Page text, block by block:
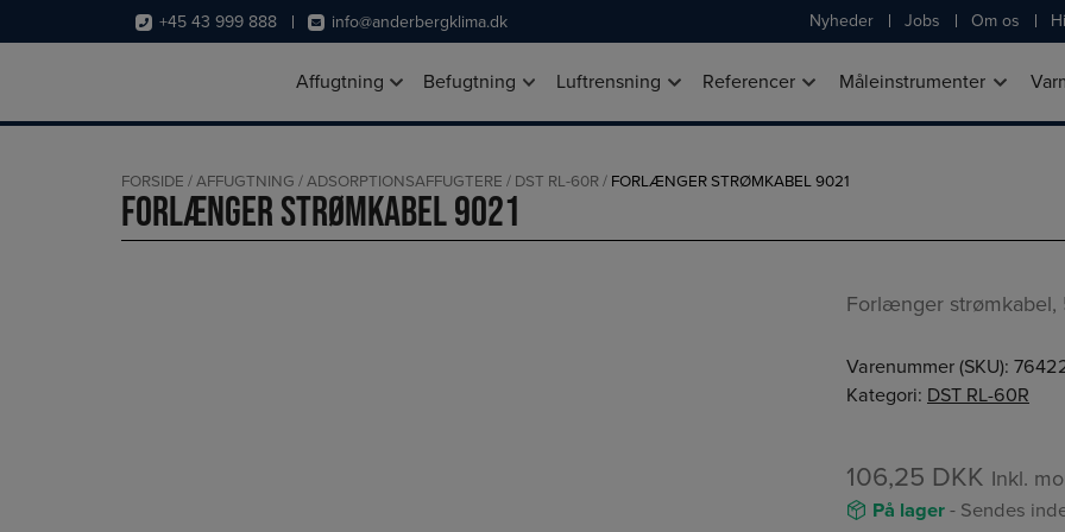
til
+45 43 999 888 info@anderbergklima.dk Nyheder Jobs Om os
Affugtning Befugtning Luftrensning Referencer Måleinstrumenter
FORSIDE /AFFUGTNING /ADSORPTIONSAFFUGTERE / DST RL-60R/ FORLÆNGER STRØMKABEL 9021
Forlænger strømkabel 9021
Forlænger strømkabel,
Varenummer (SKU):
Kategori: DST RL-60R
106,25 DKK Inkl.
På lager- Sendes